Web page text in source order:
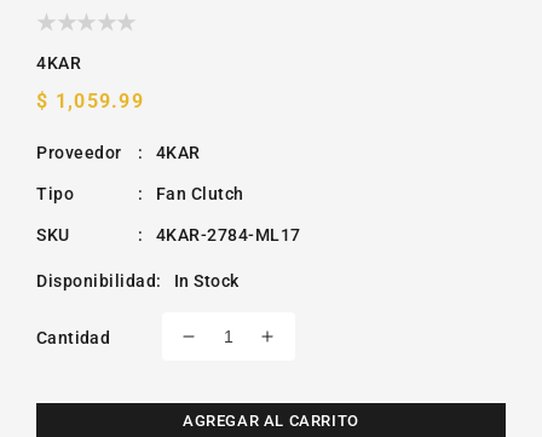
4KAR
Precio
$ 1,059.99
Proveedor : 4KAR
Tipo : Fan Clutch
SKU : 4KAR-2784-ML17
Disponibilidad: In Stock
Cantidad
Reducir
para
Fan
Aumentar
para
Fan
AGREGAR AL CARRITO